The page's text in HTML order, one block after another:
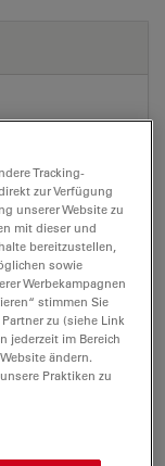
Tracking-
zur Verfügung
unserer Website zu
mit dieser und
bereitzustellen,
sowie
Werbekampagnen
stimmen Sie
zu (siehe Link
jederzeit im Bereich
ändern.
Praktiken zu